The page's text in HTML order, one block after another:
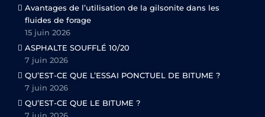
Avantages de l’utilisation de la gilsonite dans les
fluides de forage
15 juin 2026
ASPHALTE SOUFFLÉ 10/20
7 juin 2026
QU’EST-CE QUE L’ESSAI PONCTUEL DE BITUME ?
7 juin 2026
QU’EST-CE QUE LE BITUME ?